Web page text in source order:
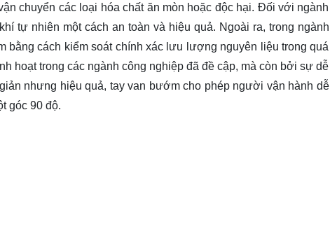
chuyển các loại hóa chất ăn mòn hoặc độc hại. Đối với ngành
tự nhiên một cách an toàn và hiệu quả. Ngoài ra, trong ngành
cách kiểm soát chính xác lưu lượng nguyên liệu trong quá
hoạt trong các ngành công nghiệp đã đề cập, mà còn bởi sự dễ
nhưng hiệu quả, tay van bướm cho phép người vận hành dễ
góc 90 độ.